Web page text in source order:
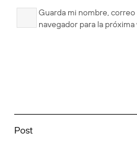
Guarda mi nombre,
navegador para la
Post